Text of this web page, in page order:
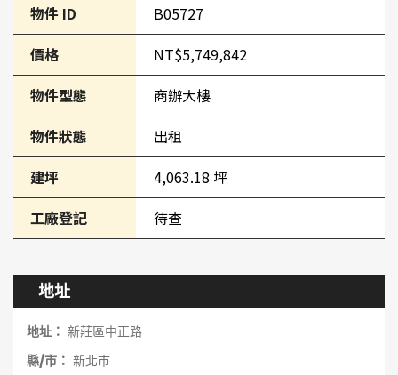
地址
地址： 新莊區中正路
縣/市： 新北市
物件 ID
B05727
價格
NT$5,749,842
物件型態
商辦大樓
物件狀態
出租
建坪
4,063.18 坪
工廠登記
待查